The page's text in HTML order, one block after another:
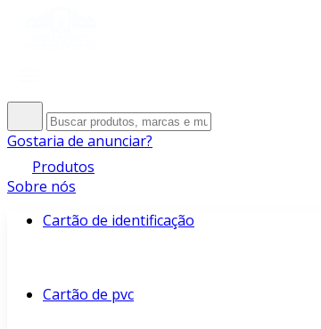
Gostaria de anunciar?
Produtos
Sobre nós
Cartão de identificação
Cartão de pvc